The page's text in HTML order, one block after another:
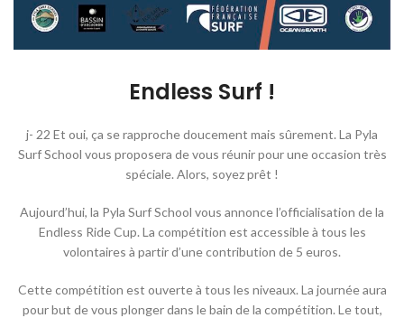
Endless Surf !
j- 22 Et oui, ça se rapproche doucement mais sûrement. La Pyla
Surf School vous proposera de vous réunir pour une occasion très
spéciale. Alors, soyez prêt !
Aujourd’hui, la Pyla Surf School vous annonce l’officialisation de la
Endless Ride Cup. La compétition est accessible à tous les
volontaires à partir d’une contribution de 5 euros.
Cette compétition est ouverte à tous les niveaux. La journée aura
pour but de vous plonger dans le bain de la compétition. Le tout,